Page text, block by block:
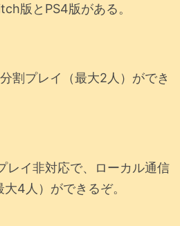
版とPS4版がある。
割プレイ（最大2人）ができ
レイ非対応で、ローカル通信
4人）ができるぞ。